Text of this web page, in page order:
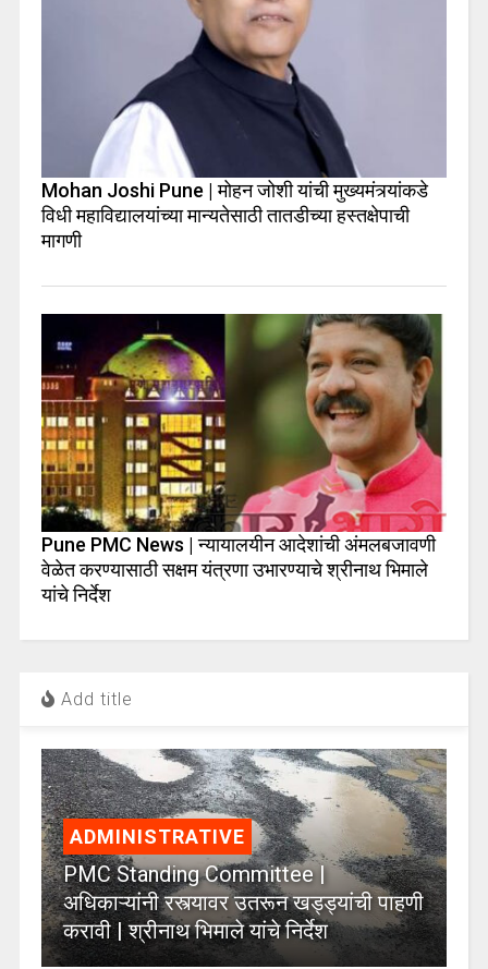
Mohan Joshi Pune | मोहन जोशी यांची मुख्यमंत्र्यांकडे
विधी महाविद्यालयांच्या मान्यतेसाठी तातडीच्या हस्तक्षेपाची
मागणी
Pune PMC News | न्यायालयीन आदेशांची अंमलबजावणी
वेळेत करण्यासाठी सक्षम यंत्रणा उभारण्याचे श्रीनाथ भिमाले
यांचे निर्देश
Add title
ADMINISTRATIVE
PMC Standing Committee |
अधिकाऱ्यांनी रस्त्यावर उतरून खड्ड्यांची पाहणी
करावी | श्रीनाथ भिमाले यांचे निर्देश